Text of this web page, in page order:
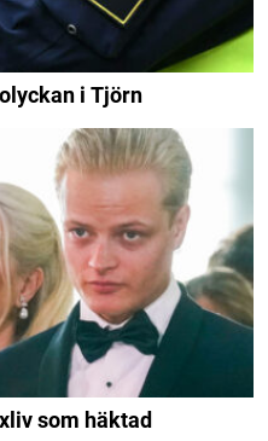
i Tjörn
som häktad